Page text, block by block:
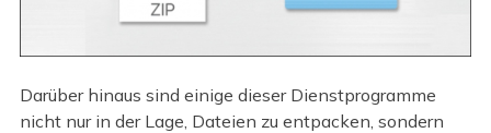
Darüber hinaus sind einige dieser Dienstprogramme
nicht nur in der Lage, Dateien zu entpacken, sondern